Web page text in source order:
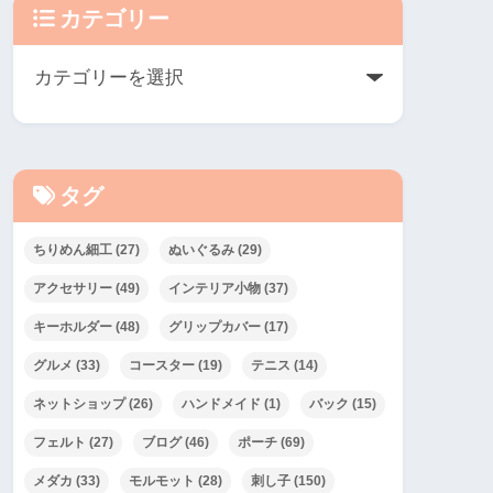
カテゴリー
タグ
ちりめん細工 (27) ぬいぐるみ (29)
アクセサリー (49) インテリア小物 (37)
キーホルダー (48) グリップカバー (17)
グルメ (33) コースター (19) テニス (14)
ネットショップ(26) ハンドメイド (1) バック (15)
フェルト (27) ブログ(46) ポーチ (69)
メダカ (33) モルモット (28) 刺し子 (150)